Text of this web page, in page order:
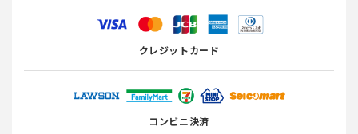
クレジットカード
コンビニ決済